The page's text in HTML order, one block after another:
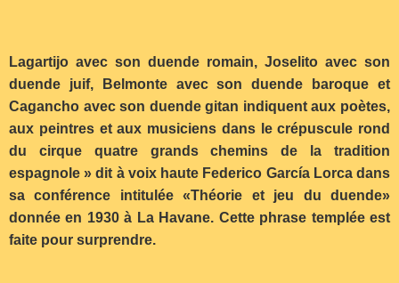
Lagartijo avec son duende romain, Joselito avec son
duende juif, Belmonte avec son duende baroque et
Cagancho avec son duende gitan indiquent aux poètes,
aux peintres et aux musiciens dans le crépuscule rond
du cirque quatre grands chemins de la tradition
espagnole » dit à voix haute Federico García Lorca dans
sa conférence intitulée «Théorie et jeu du duende»
donnée en 1930 à La Havane. Cette phrase templée est
faite pour surprendre.